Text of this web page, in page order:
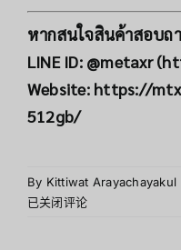
หากสนใจสินค้าสอบถ
LINE ID: @metaxr (
Website: https://
512gb/
By Kittiwat Arayachayakul
已关闭评论